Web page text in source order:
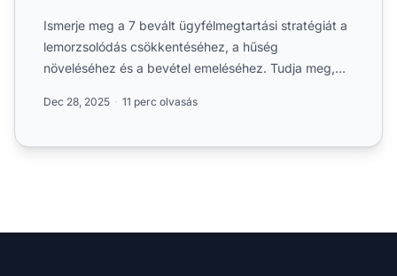
Ismerje meg a 7 bevált ügyfélmegtartási stratégiát a
lemorzsolódás csökkentéséhez, a hűség
növeléséhez és a bevétel emeléséhez. Tudja meg,
Dec 28, 2025 11 perc olvasás